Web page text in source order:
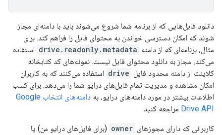
دانلود فایل‌هایی که از برنامه شما شروع می‌شوند باید با دامنه‌ای مجاز
شوند که امکان دسترسی خواندن به محتوای فایل را فراهم کند. برای
مثال، برنامه‌ای که از دامنه drive.readonly.metadata استفاده
می‌کند، مجاز به دانلود محتوای فایل نیست. نمونه‌های کد کتابخانه
کلاینت از دامنه محدود فایل drive استفاده می‌کنند که به کاربران
امکان مشاهده و مدیریت تمام فایل‌های درایو شما را می‌دهد. برای کسب
اطلاعات بیشتر در مورد دامنه‌های درایو، به
دامنه‌های انتخاب Google
Drive API مراجعه کنید.
کاربرانی که دارای مجوزهای owner (برای فایل‌های درایو من) یا